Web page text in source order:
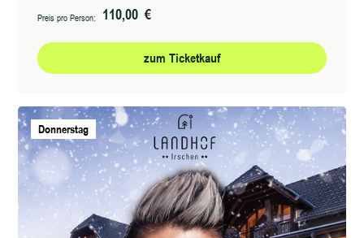
Preis pro Person: 110,00 €
zum Ticketkauf
Donnerstag